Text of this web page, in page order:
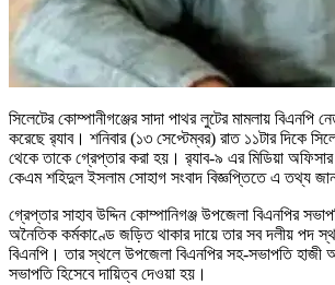
সিলেটের কোম্পানীগঞ্জের সাদা পাথর লুটের মামলায় বিএনপি
করেছে র‌্যাব। শনিবার (১৩ সেপ্টেম্বর) রাত ১১টার দিকে
থেকে তাকে গ্রেপ্তার করা হয়। র‌্যাব-৯ এর মিডিয়া
কেএম শহিদুল ইসলাম সোহাগ সংবাদ বিজ্ঞপ্তিতে এ তথ্য
গ্রেপ্তার সাহাব উদ্দিন কোম্পানিগঞ্জ উপজেলা বিএনপির
অনৈতিক কর্মকাণ্ডে জড়িত থাকার দায়ে তার সব দলীয় পদ
বিএনপি। তার স্থলে উপজেলা বিএনপির সহ-সভাপতি হাজী
সভাপতি হিসেবে দায়িত্ব দেওয়া হয়।